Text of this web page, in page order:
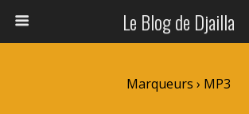
Le Blog de Djailla
Marqueurs › MP3